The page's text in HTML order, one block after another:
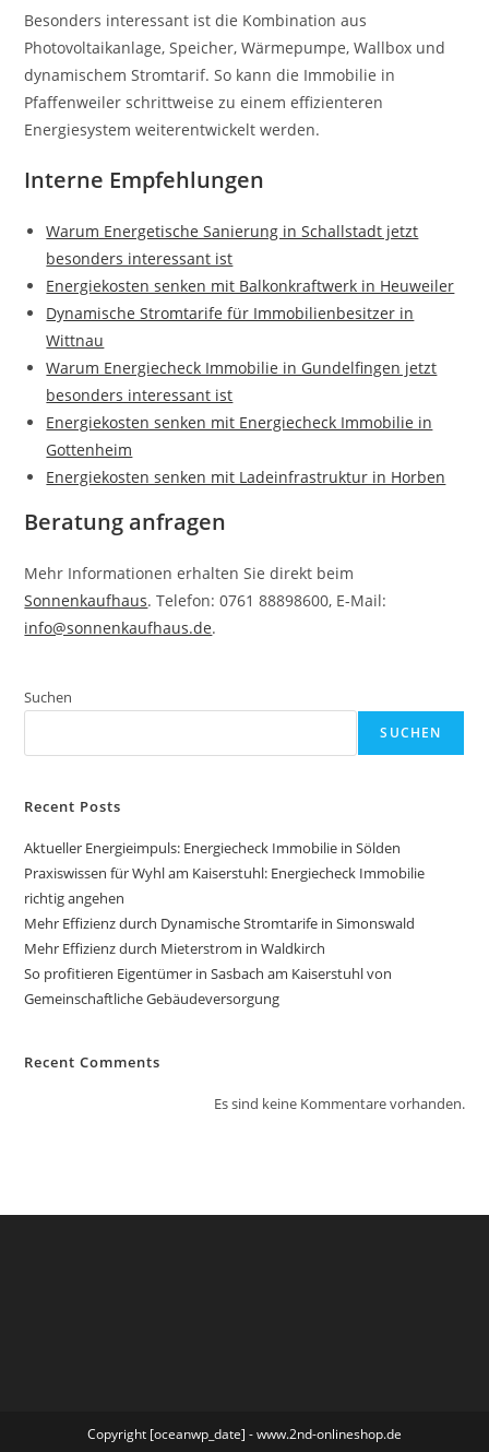
Besonders interessant ist die Kombination aus
Photovoltaikanlage, Speicher, Wärmepumpe, Wallbox und
dynamischem Stromtarif. So kann die Immobilie in
Pfaffenweiler schrittweise zu einem effizienteren
Energiesystem weiterentwickelt werden.
Interne Empfehlungen
Warum Energetische Sanierung in Schallstadt jetzt
besonders interessant ist
Energiekosten senken mit Balkonkraftwerk in Heuweiler
Dynamische Stromtarife für Immobilienbesitzer in
Wittnau
Warum Energiecheck Immobilie in Gundelfingen jetzt
besonders interessant ist
Energiekosten senken mit Energiecheck Immobilie in
Gottenheim
Energiekosten senken mit Ladeinfrastruktur in Horben
Beratung anfragen
Mehr Informationen erhalten Sie direkt beim
Sonnenkaufhaus. Telefon: 0761 88898600, E-Mail:
info@sonnenkaufhaus.de.
Suchen
SUCHEN
Recent Posts
Aktueller Energieimpuls: Energiecheck Immobilie in Sölden
Praxiswissen für Wyhl am Kaiserstuhl: Energiecheck Immobilie
richtig angehen
Mehr Effizienz durch Dynamische Stromtarife in Simonswald
Mehr Effizienz durch Mieterstrom in Waldkirch
So profitieren Eigentümer in Sasbach am Kaiserstuhl von
Gemeinschaftliche Gebäudeversorgung
Recent Comments
Es sind keine Kommentare vorhanden.
Copyright [oceanwp_date] - www.2nd-onlineshop.de